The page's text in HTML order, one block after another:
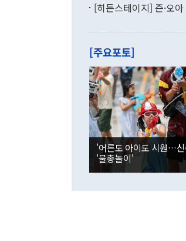
[히든스테이지] 즌·오
[주요포토]
'어른도 아이도 시원…
'물총놀이'